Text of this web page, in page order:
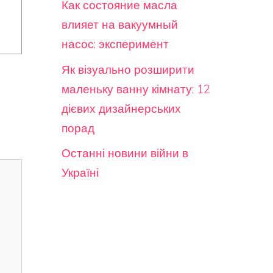
Как состояние масла
влияет на вакуумный
насос: эксперимент
Як візуально розширити
маленьку ванну кімнату: 12
дієвих дизайнерських
порад
Останні новини війни в
Україні